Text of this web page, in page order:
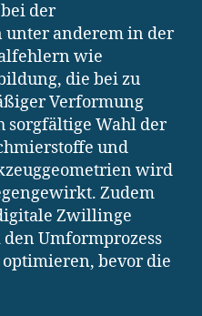
der
anderem in der
wie
die bei zu
Verformung
sorgfältige Wahl der
und
wird
Zudem
Zwillinge
Umformprozess
bevor die